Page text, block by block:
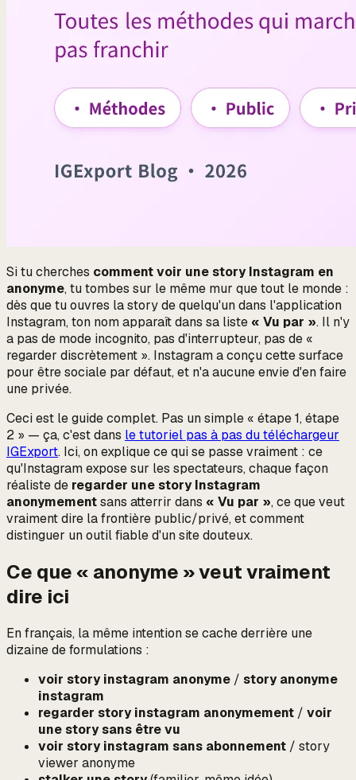
Si tu cherches comment voir une story Instagram en
anonyme, tu tombes sur le même mur que tout le monde :
dès que tu ouvres la story de quelqu'un dans l'application
Instagram, ton nom apparaît dans sa liste « Vu par ». Il n'y
a pas de mode incognito, pas d'interrupteur, pas de «
regarder discrètement ». Instagram a conçu cette surface
pour être sociale par défaut, et n'a aucune envie d'en faire
une privée.
Ceci est le guide complet. Pas un simple « étape 1, étape
2 » — ça, c'est dans le tutoriel pas à pas du téléchargeur
IGExport. Ici, on expliquece qui se passe vraiment : ce
qu'Instagram expose sur les spectateurs, chaque façon
réaliste de regarder une story Instagram
anonymementsans atterrir dans « Vu par », ce que veut
vraiment dire la frontière public/privé, et comment
distinguer un outil fiable d'un site douteux.
Ce que « anonyme » veut vraiment
dire ici
En français, la même intention se cache derrière une
dizaine de formulations :
voir story instagram anonyme / story anonyme
instagram
regarder story instagram anonymement / voir
une story sans être vu
voir story instagram sans abonnement / story
viewer anonyme